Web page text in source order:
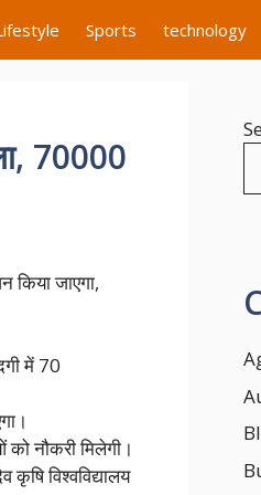
Sports technology
70000
जाएगा,
में 70
नौकरी मिलेगी।
विश्वविद्यालय